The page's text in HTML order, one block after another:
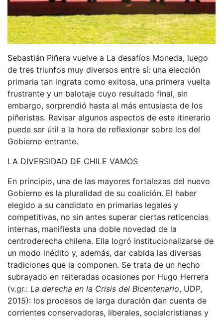
Sebastián Piñera vuelve a La desafíos Moneda, luego
de tres triunfos muy diversos entre sí: una elección
primaria tan ingrata como exitosa, una primera vuelta
frustrante y un balotaje cuyo resultado final, sin
embargo, sorprendió hasta al más entusiasta de los
piñeristas. Revisar algunos aspectos de este itinerario
puede ser útil a la hora de reflexionar sobre los del
Gobierno entrante.
LA DIVERSIDAD DE CHILE VAMOS
En principio, una de las mayores fortalezas del nuevo
Gobierno es la pluralidad de su coalición. El haber
elegido a su candidato en primarias legales y
competitivas, no sin antes superar ciertas reticencias
internas, manifiesta una doble novedad de la
centroderecha chilena. Ella logró institucionalizarse de
un modo inédito y, además, dar cabida las diversas
tradiciones que la componen. Se trata de un hecho
subrayado en reiteradas ocasiones por Hugo Herrera
(v.gr.: La derecha en la Crisis del Bicentenario, UDP,
2015): los procesos de larga duración dan cuenta de
corrientes conservadoras, liberales, socialcristianas y